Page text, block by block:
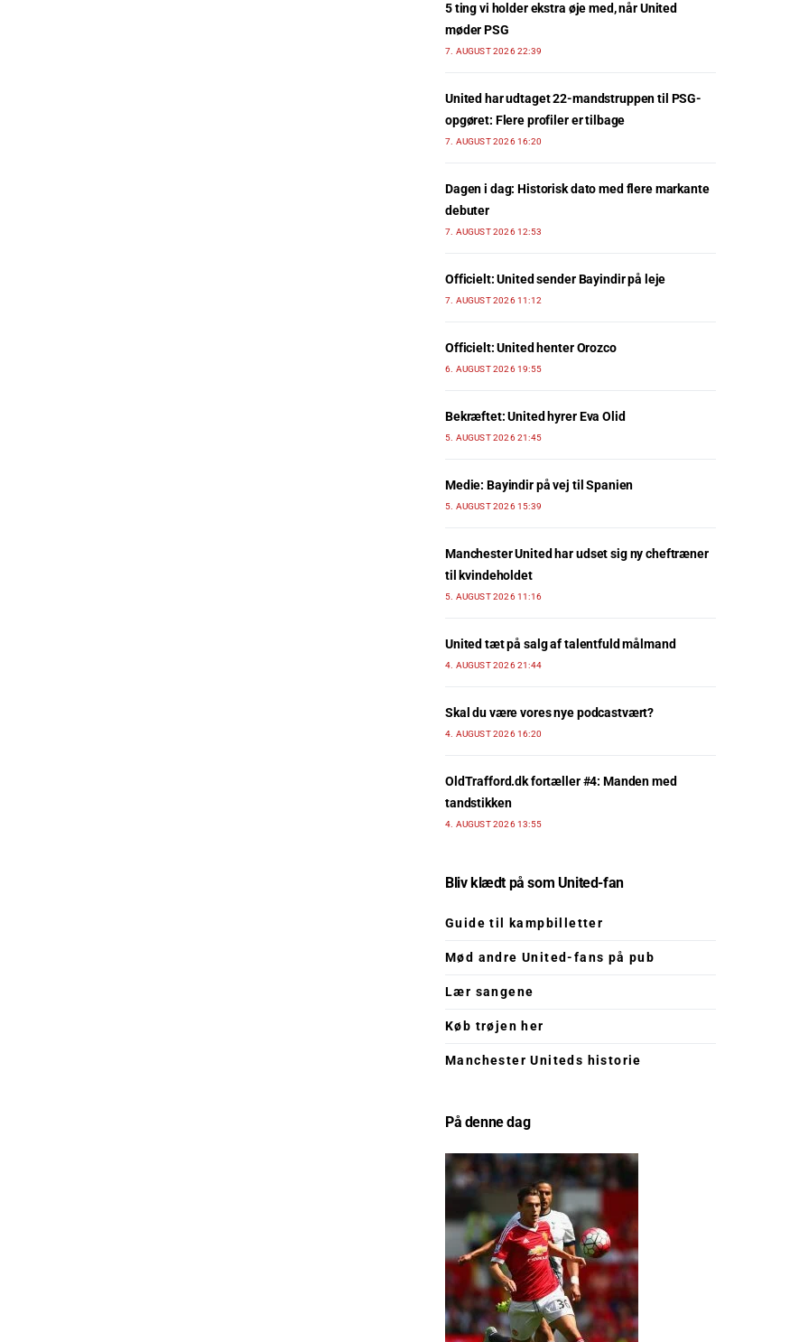
5 ting vi holder ekstra øje med, når United
møder PSG
7. AUGUST 2026 22:39
United har udtaget 22-mandstruppen til PSG-
opgøret: Flere profiler er tilbage
7. AUGUST 2026 16:20
Dagen i dag: Historisk dato med flere markante
debuter
7. AUGUST 2026 12:53
Officielt: United sender Bayindir på leje
7. AUGUST 2026 11:12
Officielt: United henter Orozco
6. AUGUST 2026 19:55
Bekræftet: United hyrer Eva Olid
5. AUGUST 2026 21:45
Medie: Bayindir på vej til Spanien
5. AUGUST 2026 15:39
Manchester United har udset sig ny cheftræner
til kvindeholdet
5. AUGUST 2026 11:16
United tæt på salg af talentfuld målmand
4. AUGUST 2026 21:44
Skal du være vores nye podcastvært?
4. AUGUST 2026 16:20
OldTrafford.dk fortæller #4: Manden med
tandstikken
4. AUGUST 2026 13:55
Bliv klædt på som United-fan
Guide til kampbilletter
Mød andre United-fans på pub
Lær sangene
Køb trøjen her
Manchester Uniteds historie
På denne dag